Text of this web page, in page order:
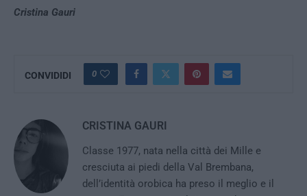
Cristina Gauri
CONVIDIDI 0
CRISTINA GAURI
Classe 1977, nata nella città dei Mille e
cresciuta ai piedi della Val Brembana,
dell’identità orobica ha preso il meglio e il